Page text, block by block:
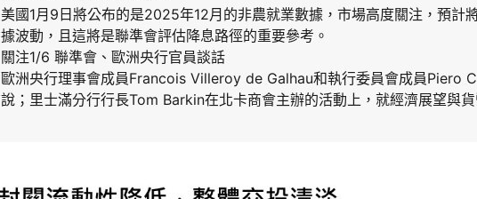
美國1月9日將公布的是2025年12月的非農就業數據，市場高度關注，預計
據波動，且這將是聯準會評估降息路徑的重要參考。
關注1/6 聯準會、歐洲央行官員談話
歐洲央行理事會成員Francois Villeroy de Galhau和執行委員會成員Piero
說；里士滿分行行長Tom Barkin在北卡商會主辦的活動上，就經濟展望與貨